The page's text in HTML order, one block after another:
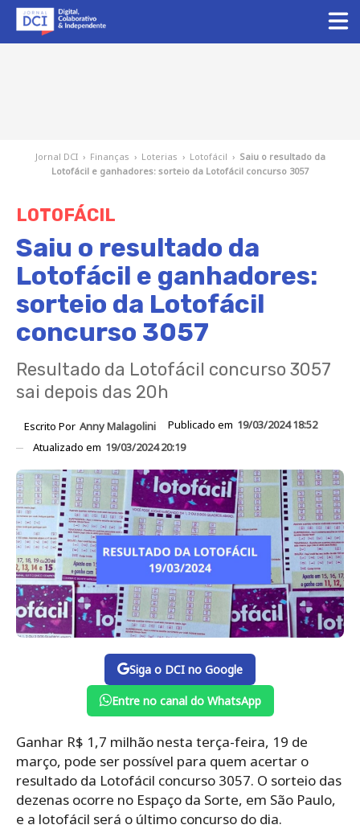
Jornal DCI › Finanças › Loterias › Lotofácil › Saiu o resultado da
Lotofácil e ganhadores: sorteio da Lotofácil concurso 3057
LOTOFÁCIL
Saiu o resultado da
Lotofácil e ganhadores:
sorteio da Lotofácil
concurso 3057
Resultado da Lotofácil concurso 3057
sai depois das 20h
Escrito Por Anny Malagolini Publicado em 19/03/2024 18:52
Atualizado em 19/03/2024 20:19
Siga o DCI no Google
Entre no canal do WhatsApp
Ganhar R$ 1,7 milhão nesta terça-feira, 19 de
março, pode ser possível para quem acertar o
resultado da Lotofácil concurso 3057. O sorteio das
dezenas ocorre no Espaço da Sorte, em São Paulo,
e a lotofácil será o último concurso do dia.